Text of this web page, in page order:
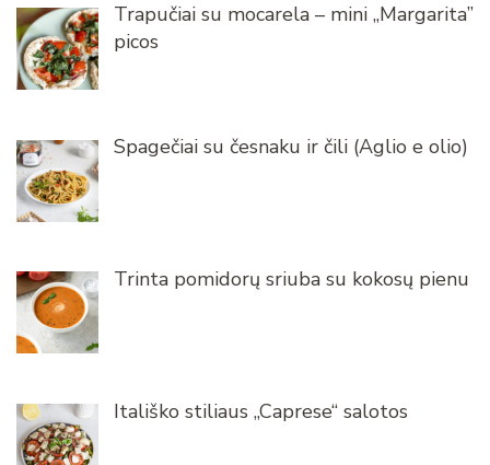
Trapučiai su mocarela – mini „Margarita”
picos
Spagečiai su česnaku ir čili (Aglio e olio)
Trinta pomidorų sriuba su kokosų pienu
Itališko stiliaus „Caprese“ salotos